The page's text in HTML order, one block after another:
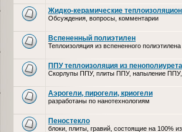
Жидко-керамические
Обсуждения, вопросы, комментарии
Вспененный полиэтилен
Теплоизоляция из вспененного полиэтилена
ППУ теплоизоляция из
Скорлупы ППУ, плиты ППУ, напыление
Аэрогели, пирогели, криогели
разработаны по нанотехнологиям
Пеностекло
блоки, плиты, гравий, состоящие на 100%